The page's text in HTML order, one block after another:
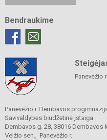
Bendraukime
Panevėžio
Panevėžio r. Dembavos
Savivaldybės biudžetinė įstaiga
Dembavos g. 28, 38016 Dembavos
Velžio sen., Panevėžio r.